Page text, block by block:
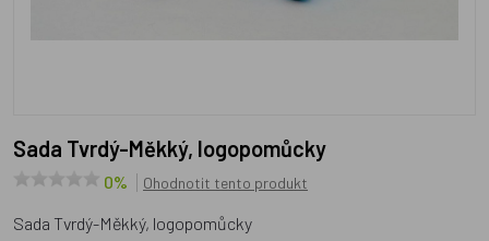
Sada Tvrdý-Měkký, logopomůcky
0% Ohodnotit tento produkt
Sada Tvrdý-Měkký, logopomůcky